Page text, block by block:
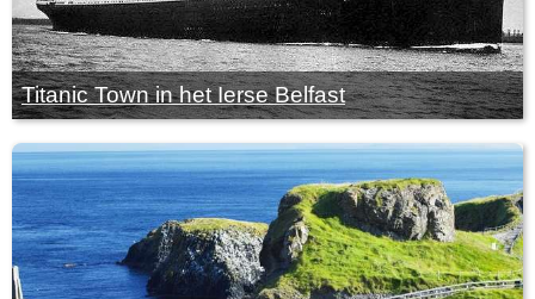
Titanic Town in het Ierse Belfast